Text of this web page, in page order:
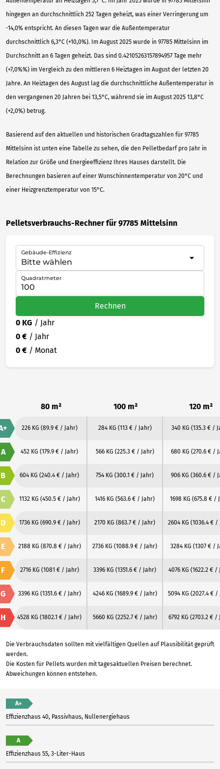
hingegen an durchschnittlich 252 Tagen geheizt, was einer Verringerung um
-14,0% entspricht. An diesen Tagen war die Außentemperatur
durchschnittlich 6,3°C (+10,0%). Im August 2025 wurde in 97785 Mittelsinn im
Durchschnitt an 6 Tagen geheizt. Das sind 0.42105263157894957 Tage mehr
(+7,0%%) im Vergleich zu den mittleren 6 Heiztagen im August der letzten 20
Jahre. An Heiztagen des August lag die durchschnittliche Außentemperatur in
den vergangenen 20 Jahren bei 13,5°C, während sie im August 2025 13,8°C
(+2,0%) betrug.
Basierend auf den aktuellen und historischen Gradtagszahlen für 97785
Mittelsinn ist unten eine Tabelle zu sehen, die den Pelletbedarf pro Jahr in
Relation zur Größe und Energieeffizienz Ihres Hauses darstellt. Die
Berechnungen basieren auf einer Wunschinnentemperatur von 20°C und
einer Heizgrenztemperatur von 15°C.
Pelletsverbrauchs-Rechner für 97785 Mittelsinn
Gebäude-Effizienz
Quadratmeter
Rechnen
0 KG / Jahr
0 € / Jahr
0 € / Monat
80 m² 100 m² 120 m²
226 KG (89.9 € / Jahr) 284 KG (113 € / Jahr) 340 KG (135.3 € /
A 452 KG (179.9 € / Jahr) 566 KG (225.3 € / Jahr) 680 KG (270.6 € /
B 604 KG (240.4 € / Jahr) 754 KG (300.1 € / Jahr) 906 KG (360.6 € /
C 1132 KG (450.5 € / Jahr) 1416 KG (563.6 € / Jahr) 1698 KG (675.8 € /
D 1736 KG (690.9 € / Jahr) 2170 KG (863.7 € / Jahr) 2604 KG (1036.4 € /
E 2188 KG (870.8 € / Jahr) 2736 KG (1088.9 € / Jahr) 3284 KG (1307 € /
F 2716 KG (1081 € / Jahr) 3396 KG (1351.6 € / Jahr) 4076 KG (1622.2 € /
G 3396 KG (1351.6 € / Jahr) 4246 KG (1689.9 € / Jahr) 5094 KG (2027.4 € /
H 4528 KG (1802.1 € / Jahr) 5660 KG (2252.7 € / Jahr) 6792 KG (2703.2 € /
Die Verbrauchsdaten sollten mit vielfältigen Quellen auf Plausibilität geprüft
werden.
Die Kosten für Pellets wurden mit tagesaktuellen Preisen berechnet.
Abweichungen können entstehen.
A+
Effizienzhaus 40, Passivhaus, Nullenergiehaus
A
Effizienzhaus 55, 3-Liter-Haus